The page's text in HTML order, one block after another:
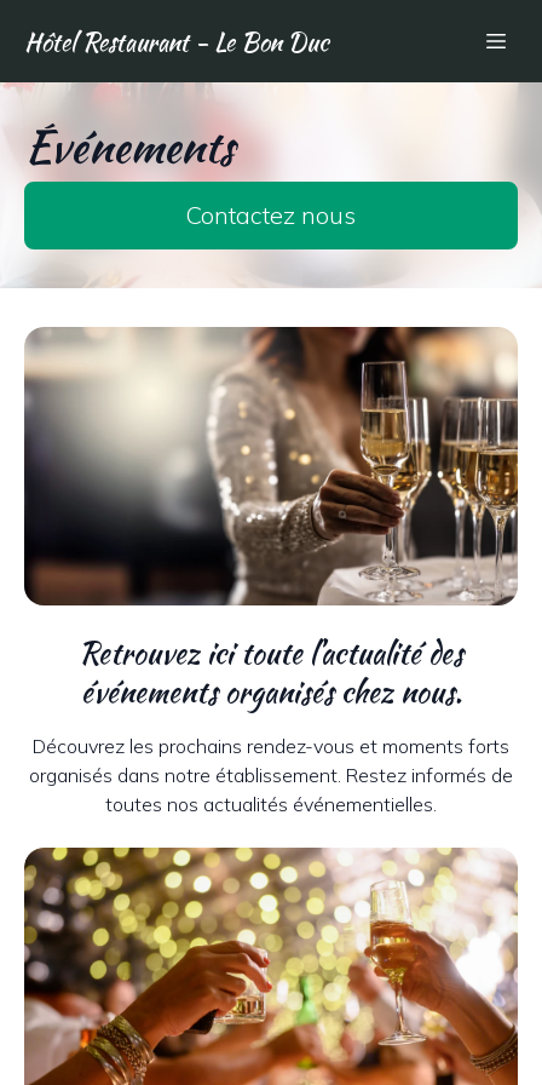
Hôtel Restaurant - Le Bon Duc
Événements
Contactez nous
Retrouvez ici toute l’actualité des
événements organisés chez nous.
Découvrez les prochains rendez-vous et moments forts
organisés dans notre établissement. Restez informés de
toutes nos actualités événementielles.